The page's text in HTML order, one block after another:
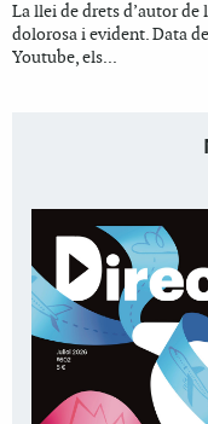
La llei de drets d’autor de
dolorosa i evident. Data
Youtube, els...